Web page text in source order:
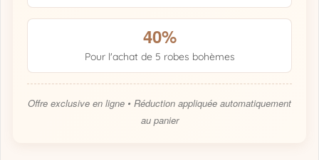
40%
Pour l'achat de 5 robes bohèmes
Offre exclusive en ligne • Réduction appliquée automatiquement
au panier